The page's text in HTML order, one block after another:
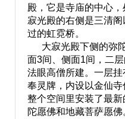
殿，它是寺庙的中心
寂光殿的右侧是三清
过的虹霓桥。
大寂光殿下侧的弥
面3间、侧面1间，二
法眼高僧所建。一层
奉灵牌，内设以金仙寺
整个空间里安装了最
陀愿佛和地藏菩萨愿